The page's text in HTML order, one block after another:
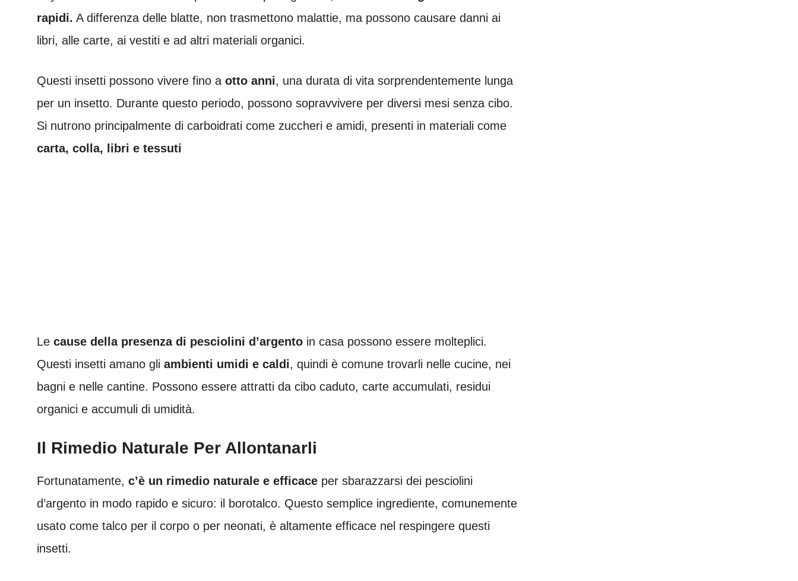
rapidi. A differenza delle blatte, non trasmettono malattie, ma possono causare danni ai
libri, alle carte, ai vestiti e ad altri materiali organici.
Questi insetti possono vivere fino a otto anni, una durata di vita sorprendentemente lunga
per un insetto. Durante questo periodo, possono sopravvivere per diversi mesi senza cibo.
Si nutrono principalmente di carboidrati come zuccheri e amidi, presenti in materiali come
carta, colla, libri e tessuti
Le cause della presenza di pesciolini d’argento in casa possono essere molteplici.
Questi insetti amano gli ambienti umidi e caldi, quindi è comune trovarli nelle cucine, nei
bagni e nelle cantine. Possono essere attratti da cibo caduto, carte accumulati, residui
organici e accumuli di umidità.
Il Rimedio Naturale Per Allontanarli
Fortunatamente, c’è un rimedio naturale e efficace per sbarazzarsi dei pesciolini
d’argento in modo rapido e sicuro: il borotalco. Questo semplice ingrediente, comunemente
usato come talco per il corpo o per neonati, è altamente efficace nel respingere questi
insetti.